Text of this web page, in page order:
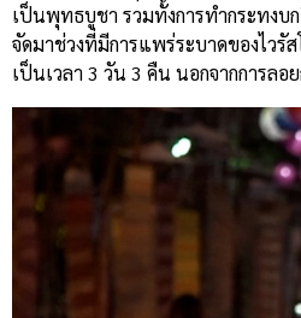
เป็นพุทธบูชา รวมทั้งการทำกระทงบ
จัดมาช่วงที่มีการแพร่ระบาดของไว
เป็นเวลา 3 วัน 3 คืน นอกจากการล